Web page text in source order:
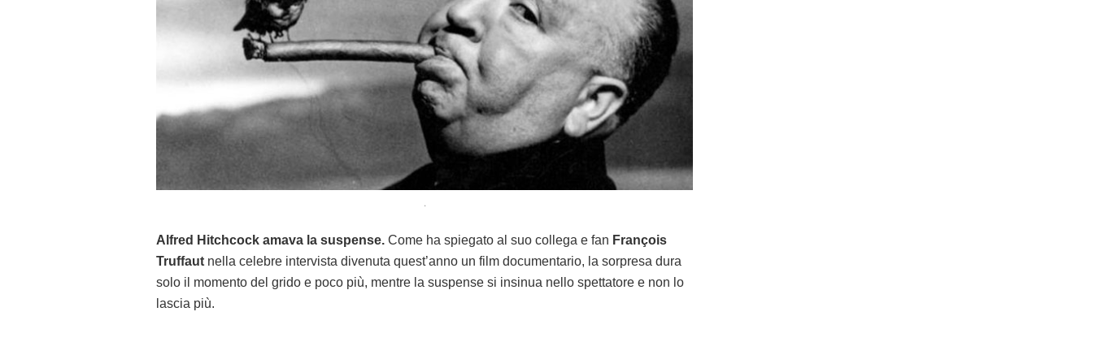
.
Alfred Hitchcock amava la suspense. Come ha spiegato al suo collega e fan François
Truffaut nella celebre intervista divenuta quest’anno un film documentario, la sorpresa dura
solo il momento del grido e poco più, mentre la suspense si insinua nello spettatore e non lo
lascia più.